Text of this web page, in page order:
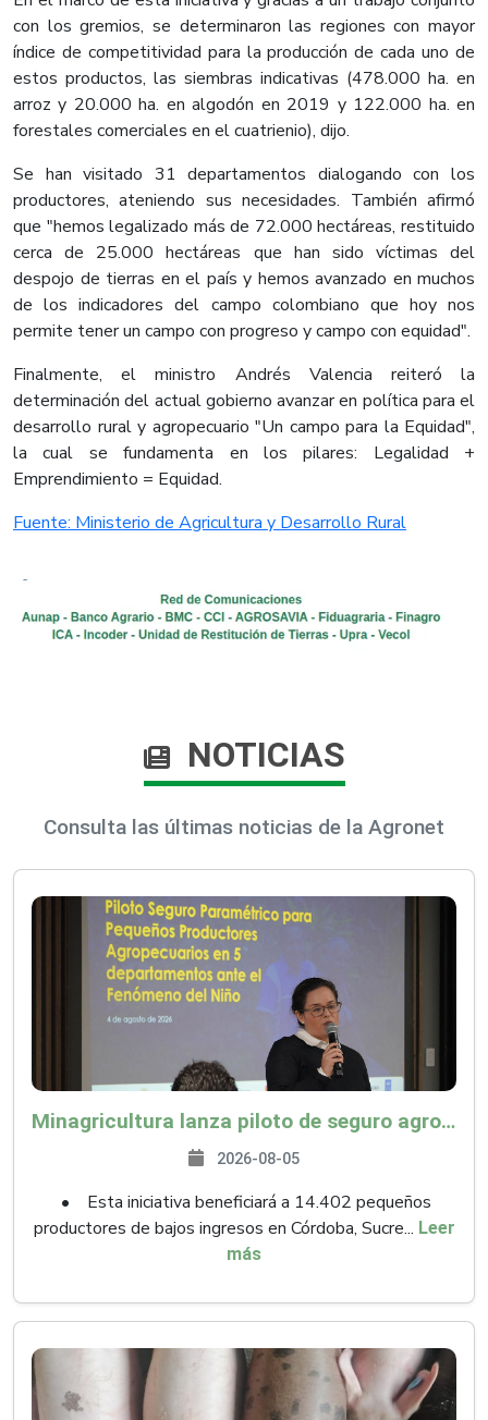
con los gremios, se determinaron las regiones con mayor
índice de competitividad para la producción de cada uno de
estos productos, las siembras indicativas (478.000 ha. en
arroz y 20.000 ha. en algodón en 2019 y 122.000 ha. en
forestales comerciales en el cuatrienio), dijo.
Se han visitado 31 departamentos dialogando con los
productores, ateniendo sus necesidades. También afirmó
que "hemos legalizado más de 72.000 hectáreas, restituido
cerca de 25.000 hectáreas que han sido víctimas del
despojo de tierras en el país y hemos avanzado en muchos
de los indicadores del campo colombiano que hoy nos
permite tener un campo con progreso y campo con equidad".
Finalmente, el ministro Andrés Valencia reiteró la
determinación del actual gobierno avanzar en política para el
desarrollo rural y agropecuario "Un campo para la Equidad",
la cual se fundamenta en los pilares: Legalidad +
Emprendimiento = Equidad.
Fuente: Ministerio de Agricultura y Desarrollo Rural​​​
NOTICIAS
Consulta las últimas noticias de la Agronet
Minagricultura lanza piloto de seguro agropecuario por $9.625 millones para proteger a más de 14.000 pequeños productores contra riesgos del Fenómeno de El Niño
2026-08-05
• Esta iniciativa beneficiará a 14.402 pequeños
productores de bajos ingresos en Córdoba, Sucre... Leer
más